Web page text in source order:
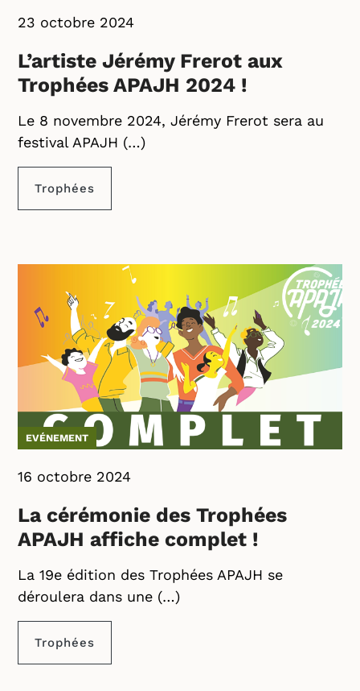
23 octobre 2024
L’artiste Jérémy Frerot aux
Trophées APAJH 2024 !
Le 8 novembre 2024, Jérémy Frerot sera au
festival APAJH (…)
Trophées
EVÉNEMENT
16 octobre 2024
La cérémonie des Trophées
APAJH affiche complet !
La 19e édition des Trophées APAJH se
déroulera dans une (…)
Trophées